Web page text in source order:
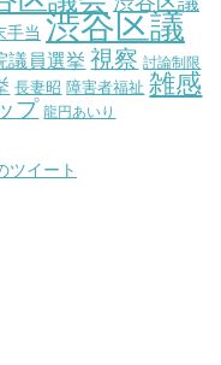
手当 渋谷区議
議員選挙 視察 討論制限
長妻昭 障害者福祉 雑感
プ 龍円あいり
ツイート